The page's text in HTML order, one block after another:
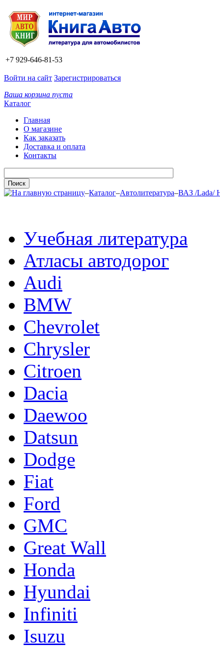
+7 929-646-81-53
Войти на сайт Зарегистрироваться
Ваша корзина пуста
Каталог
Главная
О магазине
Как заказать
Доставка и оплата
Контакты
–Каталог–Автолитература–ВАЗ /Lada/
Учебная литература
Атласы автодорог
Audi
BMW
Chevrolet
Chrysler
Citroen
Dacia
Daewoo
Datsun
Dodge
Fiat
Ford
GMC
Great Wall
Honda
Hyundai
Infiniti
Isuzu